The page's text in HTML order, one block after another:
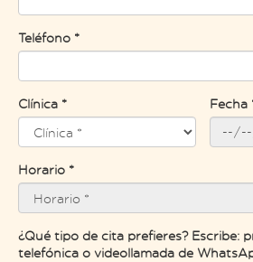
Teléfono *
Clínica * Fecha
Horario *
¿Qué tipo de cita prefieres? Escribe:
telefónica o videollamada de